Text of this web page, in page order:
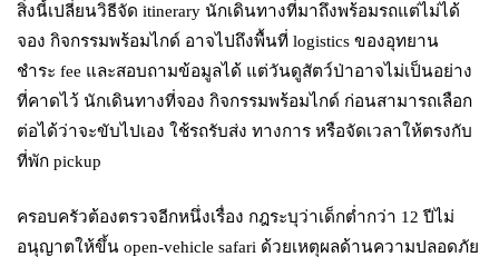
สิ่งนี้เปลี่ยนวิธีจัด itinerary นักเดินทางที่มาถึงพร้อมรถแต่ไม่ได้
จอง กิจกรรมพร้อมไกด์ อาจไปถึงพื้นที่ logistics ของอุทยาน
ชำระ fee และสอบถามข้อมูลได้ แต่วันดูสัตว์ป่าอาจไม่เป็นอย่าง
ที่คาดไว้ นักเดินทางที่จอง กิจกรรมพร้อมไกด์ ก่อนสามารถเลือก
ต่อได้ว่าจะขับไปเอง ใช้รถรับส่ง ทางการ หรือจัดเวลาให้ตรงกับ
ที่พัก pickup
ครอบครัวต้องตรวจอีกหนึ่งเรื่อง กฎระบุว่าเด็กต่ำกว่า 12 ปีไม่
อนุญาตให้ขึ้น open-vehicle safari ด้วยเหตุผลด้านความปลอดภัย